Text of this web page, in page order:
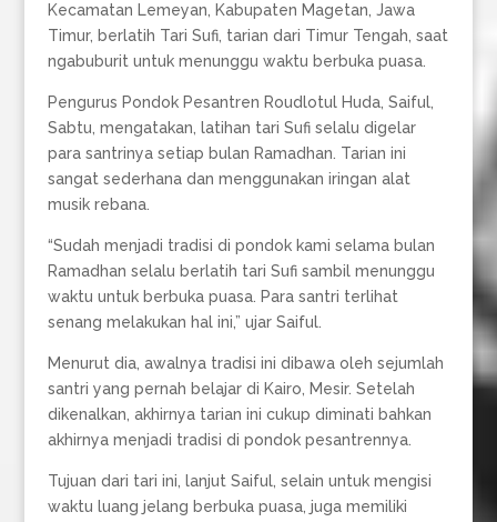
Kecamatan Lemeyan, Kabupaten Magetan, Jawa
Timur, berlatih Tari Sufi, tarian dari Timur Tengah, saat
ngabuburit untuk menunggu waktu berbuka puasa.
Pengurus Pondok Pesantren Roudlotul Huda, Saiful,
Sabtu, mengatakan, latihan tari Sufi selalu digelar
para santrinya setiap bulan Ramadhan. Tarian ini
sangat sederhana dan menggunakan iringan alat
musik rebana.
“Sudah menjadi tradisi di pondok kami selama bulan
Ramadhan selalu berlatih tari Sufi sambil menunggu
waktu untuk berbuka puasa. Para santri terlihat
senang melakukan hal ini,” ujar Saiful.
Menurut dia, awalnya tradisi ini dibawa oleh sejumlah
santri yang pernah belajar di Kairo, Mesir. Setelah
dikenalkan, akhirnya tarian ini cukup diminati bahkan
akhirnya menjadi tradisi di pondok pesantrennya.
Tujuan dari tari ini, lanjut Saiful, selain untuk mengisi
waktu luang jelang berbuka puasa, juga memiliki